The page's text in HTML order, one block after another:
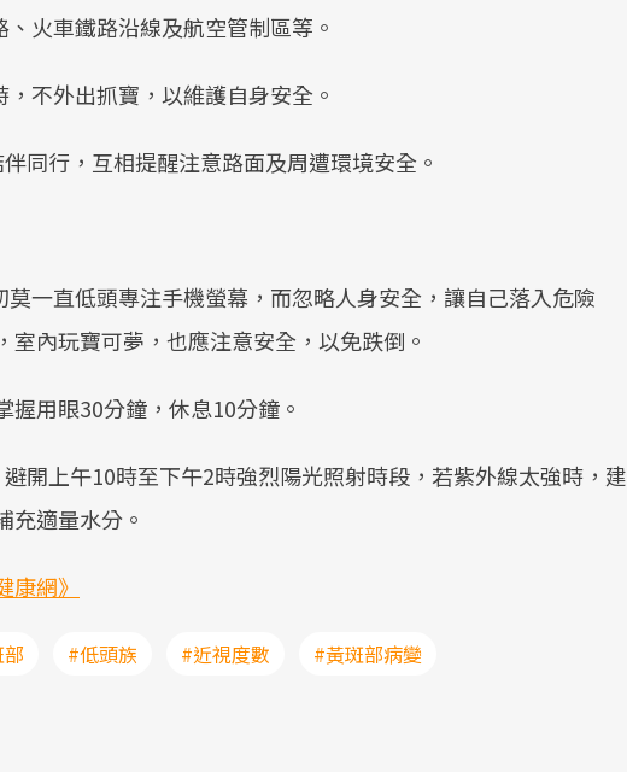
火車鐵路沿線及航空管制區等。
不外出抓寶，以維護自身安全。
同行，互相提醒注意路面及周遭環境安全。
一直低頭專注手機螢幕，而忽略人身安全，讓自己落入危險
室內玩寶可夢，也應注意安全，以免跌倒。
握用眼30分鐘，休息10分鐘。
開上午10時至下午2時強烈陽光照射時段，若紫外線太強時，建
充適量水分。
康網》
#低頭族 #近視度數 #黃斑部病變